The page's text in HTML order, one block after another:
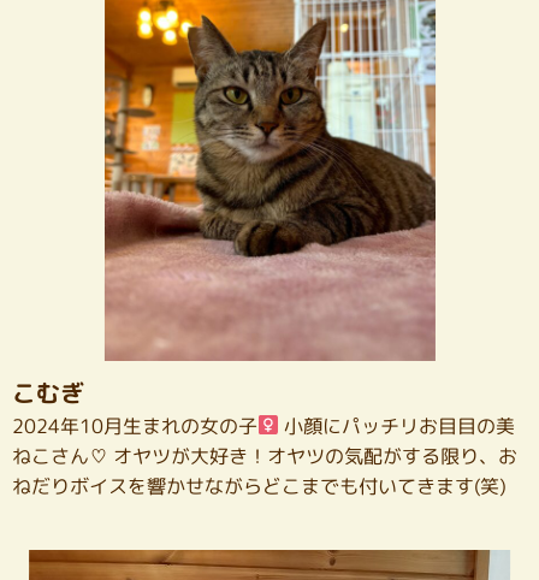
こむぎ
2024年10月生まれの女の子 小顔にパッチリお目目の美
ねこさん♡ オヤツが大好き！オヤツの気配がする限り、お
ねだりボイスを響かせながらどこまでも付いてきます(笑)